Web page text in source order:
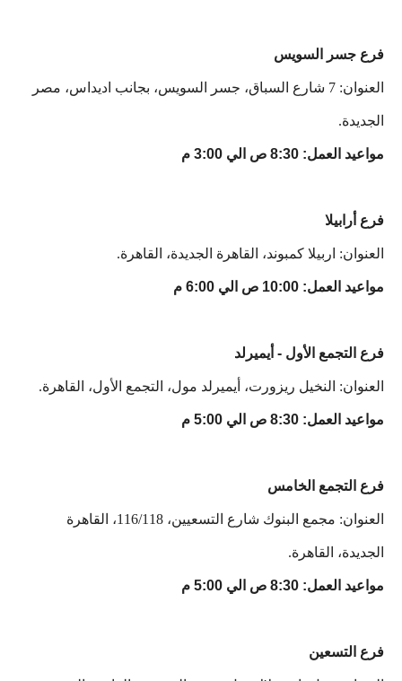
فرع جسر السويس
العنوان: 7 شارع السباق، جسر السويس، بجانب اديداس، مصر
الجديدة.
مواعيد العمل: 8:30 ص الي 3:00 م
فرع أرابيلا
العنوان: اربيلا كمبوند، القاهرة الجديدة، القاهرة.
مواعيد العمل: 10:00 ص الي 6:00 م
فرع التجمع الأول - أيميرلد
العنوان: النخيل ريزورت، أيميرلد مول، التجمع الأول، القاهرة.
مواعيد العمل: 8:30 ص الي 5:00 م
فرع التجمع الخامس
العنوان: مجمع البنوك شارع التسعيين، 116/118، القاهرة
الجديدة، القاهرة.
مواعيد العمل: 8:30 ص الي 5:00 م
فرع التسعين